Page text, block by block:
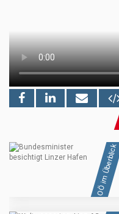
OÖ im Überblick